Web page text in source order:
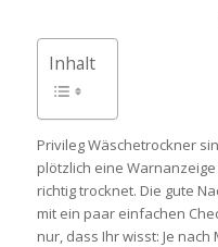
Inhalt
Privileg Wäschetrockner
plötzlich eine
richtig trocknet. Die gute
mit ein paar einfachen
nur, dass Ihr wisst: Je